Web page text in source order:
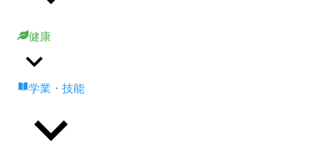
健康
学業・技能